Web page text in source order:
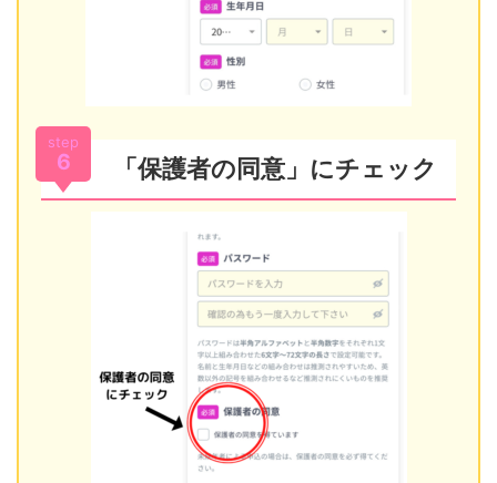
step
6 「保護者の同意」にチェック